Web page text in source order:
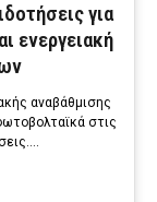
για
ενεργειακή
αναβάθμισης
στις